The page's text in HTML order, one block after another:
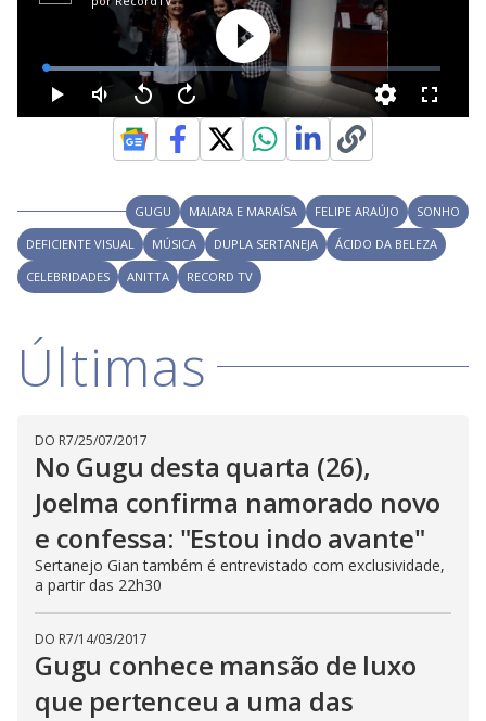
GUGU MAIARA E MARAÍSA FELIPE ARAÚJO
SONHO
DEFICIENTE VISUAL
MÚSICA DUPLA SERTANEJA
ÁCIDO DA BELEZA
CELEBRIDADES
ANITTA RECORD TV
Últimas
DO R7/25/07/2017
No Gugu desta quarta (26),
Joelma confirma namorado novo
e confessa: "Estou indo avante"
Sertanejo Gian também é entrevistado com exclusividade,
a partir das 22h30
DO R7/14/03/2017
Gugu conhece mansão de luxo
que pertenceu a uma das